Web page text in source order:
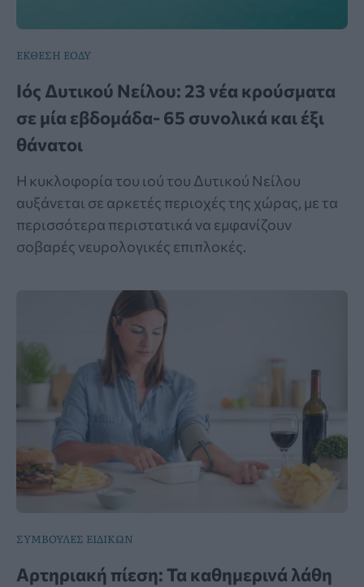
ΕΚΘΕΣΗ ΕΟΔΥ
Ιός Δυτικού Νείλου: 23 νέα κρούσματα
σε μία εβδομάδα- 65 συνολικά και έξι
θάνατοι
Η κυκλοφορία του ιού του Δυτικού Νείλου
αυξάνεται σε αρκετές περιοχές της χώρας, με τα
περισσότερα περιστατικά να εμφανίζουν
σοβαρές νευρολογικές επιπλοκές.
ΣΥΜΒΟΥΛΕΣ ΕΙΔΙΚΩΝ
Αρτηριακή πίεση: Τα καθημερινά λάθη